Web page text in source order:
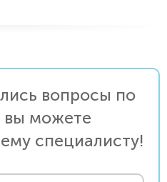
вопросы по
вы можете
специалисту!